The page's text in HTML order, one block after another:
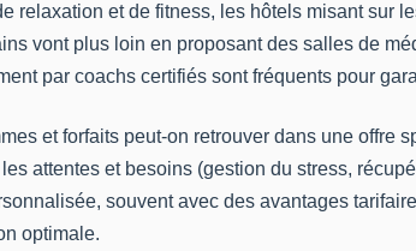
relaxation et de fitness, les hôtels misant sur
vont plus loin en proposant des salles de
par coachs certifiés sont fréquents pour
et forfaits peut-on retrouver dans une
attentes et besoins (gestion du stress,
souvent avec des avantages
optimale.